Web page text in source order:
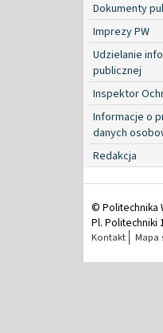
Dokumenty
Imprezy PW
Udzielanie
publicznej
Inspektor
Informacje o
danych
Redakcja
© Politechnika
Pl. Politechniki
Kontakt Mapa